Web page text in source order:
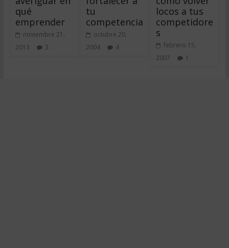
qué
emprender
noviembre 21,
2013
3
tu
competencia
octubre 20,
2004
4
locos a tus
competidore
s
febrero 15,
2007
1